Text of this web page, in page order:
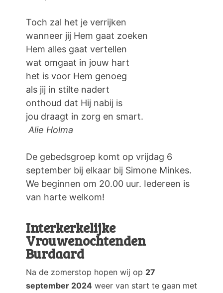
Toch zal het je verrijken
wanneer jij Hem gaat zoeken
Hem alles gaat vertellen
wat omgaat in jouw hart
het is voor Hem genoeg
als jij in stilte nadert
onthoud dat Hij nabij is
jou draagt in zorg en smart.
Alie Holma
De gebedsgroep komt op vrijdag 6
september bij elkaar bij Simone Minkes.
We beginnen om 20.00 uur. Iedereen is
van harte welkom!
Interkerkelijke
Vrouwenochtenden
Burdaard
Na de zomerstop hopen wij op 27
september 2024weer van start te gaan met